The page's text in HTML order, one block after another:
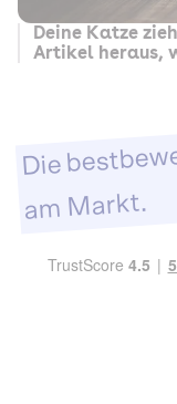
Deine Katze
Artikel heraus,
Die
am Markt.